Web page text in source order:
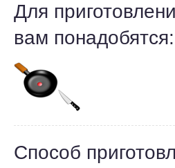
Для
вам понадобятся:
Способ